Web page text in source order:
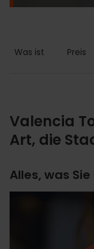
Was ist Preis
Valencia
Art, die
Alles, was